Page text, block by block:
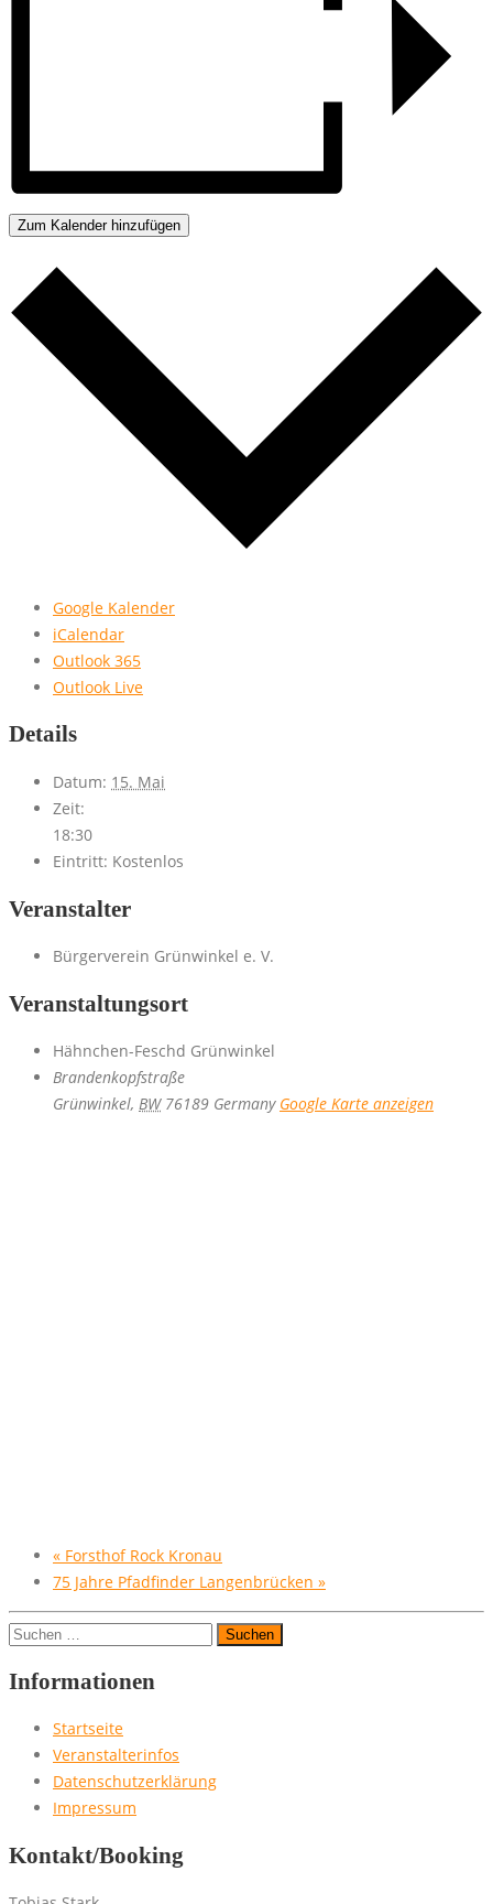
Zum Kalender hinzufügen
Google Kalender
iCalendar
Outlook 365
Outlook Live
Details
Datum: 15. Mai
Zeit:
18:30
Eintritt: Kostenlos
Veranstalter
Bürgerverein Grünwinkel e. V.
Veranstaltungsort
Hähnchen-Feschd Grünwinkel
Brandenkopfstraße
Grünwinkel, BW 76189 Germany Google Karte anzeigen
« Forsthof Rock Kronau
75 Jahre Pfadfinder Langenbrücken »
Suchen
Informationen
Startseite
Veranstalterinfos
Datenschutzerklärung
Impressum
Kontakt/Booking